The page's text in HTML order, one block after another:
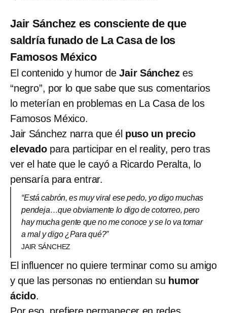
Jair Sánchez es consciente de que
saldría funado de La Casa de los
Famosos México
El contenido y humor deJair Sánchez es
“negro”, por lo que sabe que sus comentarios
lo meterían en problemas en La Casa de los
Famosos México.
Jair Sánchez narra que él puso un precio
elevadopara participar en el reality, pero tras
ver el hate que le cayó a Ricardo Peralta, lo
pensaría para entrar.
“Está cabrón, es muy viral ese pedo, yo digo muchas
pendeja…que obviamente lo digo de cotorreo, pero
hay mucha gente que no me conoce y se lo va tomar
a mal y digo ¿Para qué?”
JAIR SÁNCHEZ
El influencer no quiere terminar como su amigo
y que las personas no entiendan su humor
ácido.